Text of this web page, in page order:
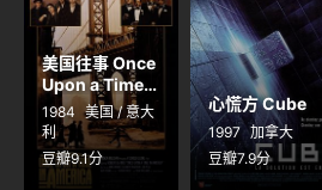
美国往事 Once
Upon a Time
in America
1984 美国 / 意大
利
豆瓣9.1分
心慌方 Cube
1997 加拿大
豆瓣7.9分